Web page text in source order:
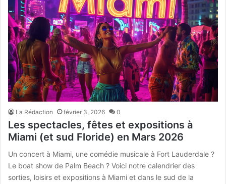
La Rédaction février 3, 2026 0
Les spectacles, fêtes et expositions à
Miami (et sud Floride) en Mars 2026
Un concert à Miami, une comédie musicale à Fort Lauderdale ?
Le boat show de Palm Beach ? Voici notre calendrier des
sorties, loisirs et expositions à Miami et dans le sud de la